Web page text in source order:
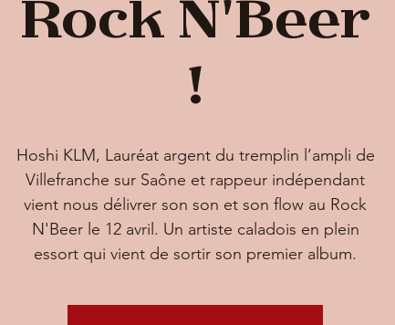
Rock N'Beer
!
Hoshi KLM, Lauréat argent du tremplin l’ampli de
Villefranche sur Saône et rappeur indépendant
vient nous délivrer son son et son flow au Rock
N'Beer le 12 avril. Un artiste caladois en plein
essort qui vient de sortir son premier album.